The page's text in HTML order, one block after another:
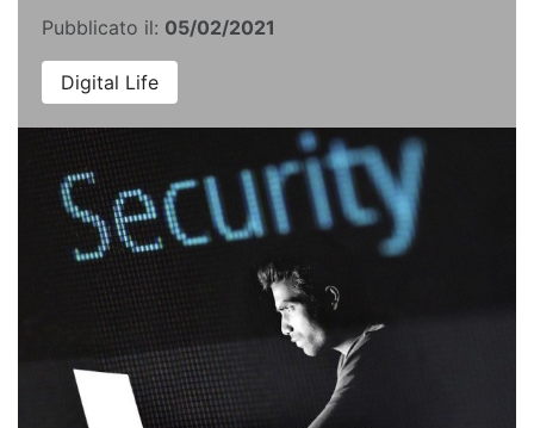
Pubblicato il: 05/02/2021
Digital Life